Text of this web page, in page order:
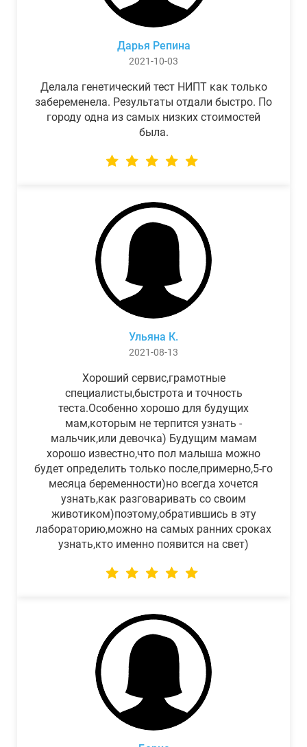
Дарья Репина
2021-10-03
Делала генетический тест НИПТ как только
забеременела. Результаты отдали быстро. По
городу одна из самых низких стоимостей
была.
Ульяна К.
2021-08-13
Хороший сервис,грамотные
специалисты,быстрота и точность
теста.Особенно хорошо для будущих
мам,которым не терпится узнать -
мальчик,или девочка) Будущим мамам
хорошо известно,что пол малыша можно
будет определить только после,примерно,5-го
месяца беременности)но всегда хочется
узнать,как разговаривать со своим
животиком)поэтому,обратившись в эту
лабораторию,можно на самых ранних сроках
узнать,кто именно появится на свет)